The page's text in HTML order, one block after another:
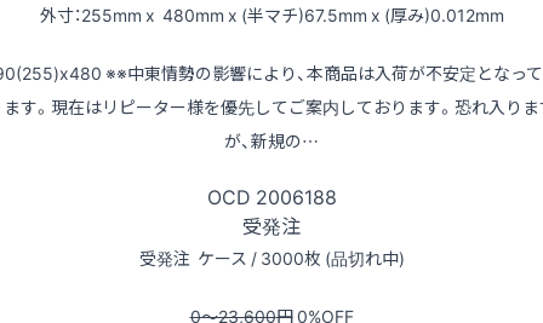
外寸：255mm x 480mm x (半マチ)67.5mm x (厚み)0.012mm
※※中東情勢の影響により、本商品は入荷が不安定となっ
す。現在はリピーター様を優先してご案内しております。恐れ入り
が、新規の…
OCD 2006188
受発注
受発注 ケース / 3000枚 (品切れ中)
0〜23,600円0%OFF